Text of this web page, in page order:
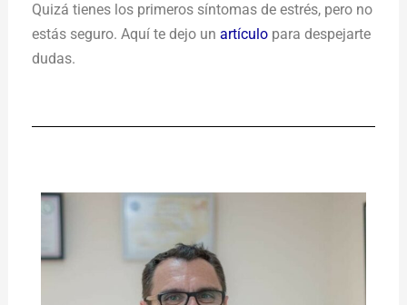
Quizá tienes los primeros síntomas de estrés, pero no
estás seguro. Aquí te dejo unartículo para despejarte
dudas.